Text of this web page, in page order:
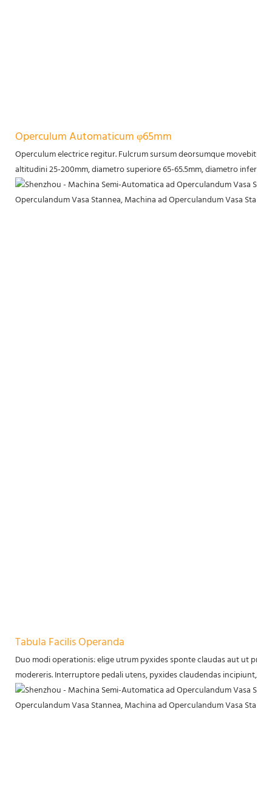
Operculum Automaticum φ65mm
Operculum electrice regitur. Fulcrum sursum deorsumque
altitudini 25-200mm, diametro superiore 65-65.5mm, diametro inferiore
Tabula Facilis Operanda
Duo modi operationis: elige utrum pyxides sponte claudas aut ut
modereris. Interruptore pedali utens, pyxides claudendas incipiunt,